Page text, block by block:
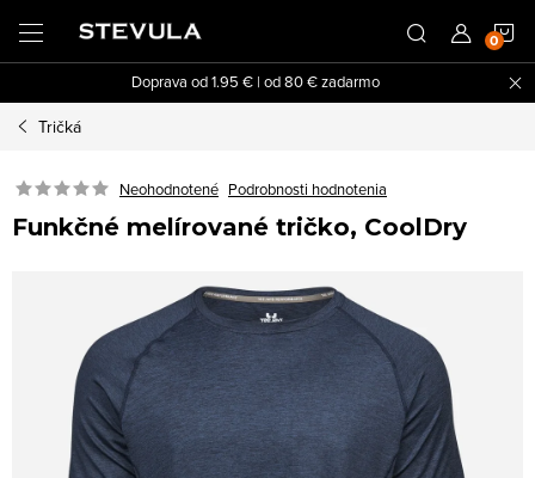
obsah
Doprava od 1.95 € | od 80 € zadarmo
Tričká
Neohodnotené Podrobnosti hodnotenia
Funkčné melírované tričko, CoolDry